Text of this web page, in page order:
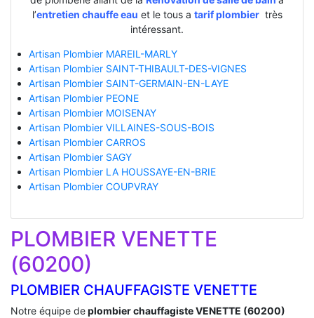
l’entretien chauffe eau et le tous a tarif plombiertrès
intéressant.
Artisan Plombier MAREIL-MARLY
Artisan Plombier SAINT-THIBAULT-DES-VIGNES
Artisan Plombier SAINT-GERMAIN-EN-LAYE
Artisan Plombier PEONE
Artisan Plombier MOISENAY
Artisan Plombier VILLAINES-SOUS-BOIS
Artisan Plombier CARROS
Artisan Plombier SAGY
Artisan Plombier LA HOUSSAYE-EN-BRIE
Artisan Plombier COUPVRAY
PLOMBIER VENETTE
(60200)
PLOMBIER CHAUFFAGISTE VENETTE
Notre équipe deplombier chauffagiste VENETTE (60200)